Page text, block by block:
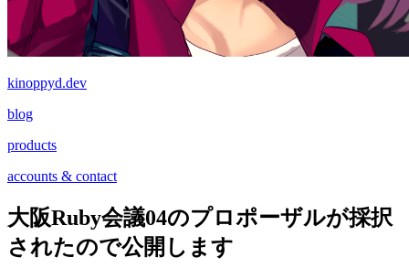
kinoppyd.dev
blog
products
accounts & contact
大阪Ruby会議04のプロポーザルが採択
されたので公開します